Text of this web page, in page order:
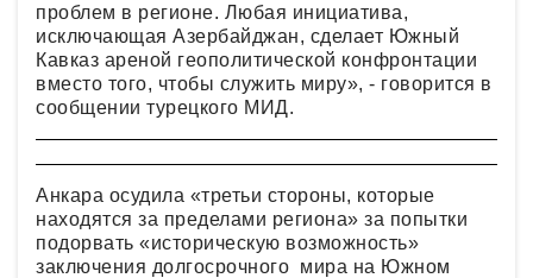
проблем в регионе. Любая инициатива,
исключающая Азербайджан, сделает Южный
Кавказ ареной геополитической конфронтации
вместо того, чтобы служить миру», - говорится в
сообщении турецкого МИД.
Анкара осудила «третьи стороны, которые
находятся за пределами региона» за попытки
подорвать «историческую возможность»
заключения долгосрочного мира на Южном